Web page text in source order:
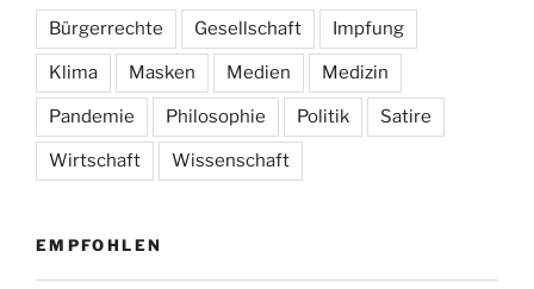
Bürgerrechte Gesellschaft Impfung
Klima Masken Medien Medizin
Pandemie Philosophie Politik Satire
Wirtschaft Wissenschaft
EMPFOHLEN